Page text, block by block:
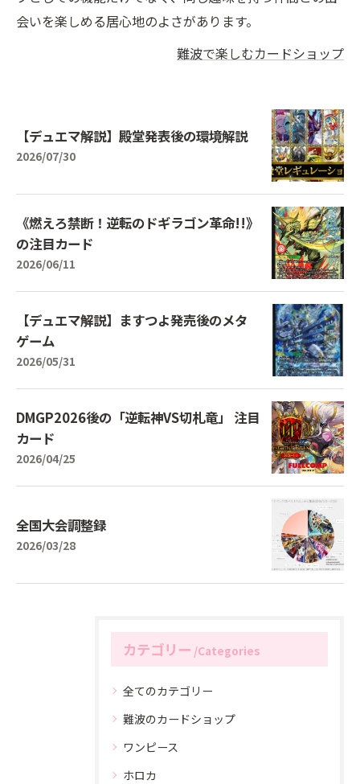
会いを楽しめる居心地のよさがあります。
難波で楽しむカードショップ
【デュエマ解説】殿堂発表後の環境解説
2026/07/30
《燃えろ禁断！逆転のドギラゴン革命!!》
の注目カード
2026/06/11
【デュエマ解説】ますつよ発売後のメタ
ゲーム
2026/05/31
DMGP2026後の「逆転神VS切札竜」 注目
カード
2026/04/25
全国大会調整録
2026/03/28
カテゴリー Categories
全てのカテゴリー
難波のカードショップ
ワンピース
ホロカ